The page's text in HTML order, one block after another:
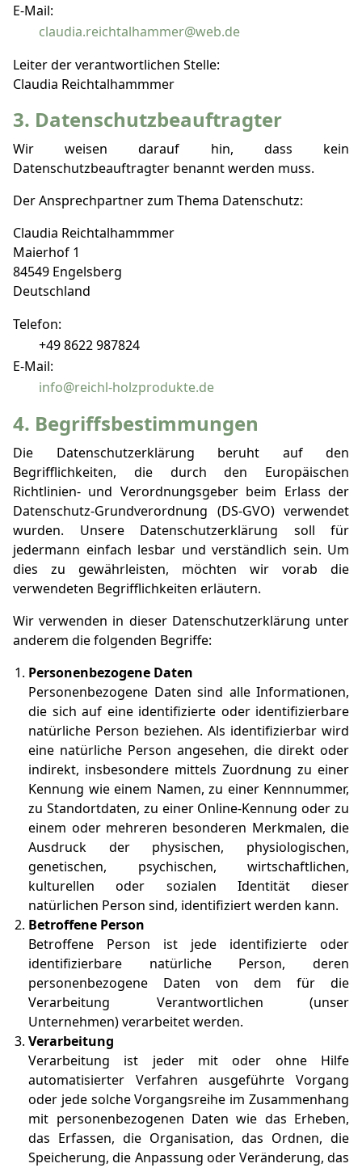
E-Mail:
claudia.reichtalhammer@web.de
Leiter der verantwortlichen Stelle:
Claudia Reichtalhammmer
3. Datenschutzbeauftragter
Wir weisen darauf hin, dass kein
Datenschutzbeauftragter benannt werden muss.
Der Ansprechpartner zum Thema Datenschutz:
Claudia Reichtalhammmer
Maierhof 1
84549 Engelsberg
Deutschland
Telefon:
+49 8622 987824
E-Mail:
info@reichl-holzprodukte.de
4. Begriffsbestimmungen
Die Datenschutzerklärung beruht auf den
Begrifflichkeiten, die durch den Europäischen
Richtlinien- und Verordnungsgeber beim Erlass der
Datenschutz-Grundverordnung (DS-GVO) verwendet
wurden. Unsere Datenschutzerklärung soll für
jedermann einfach lesbar und verständlich sein. Um
dies zu gewährleisten, möchten wir vorab die
verwendeten Begrifflichkeiten erläutern.
Wir verwenden in dieser Datenschutzerklärung unter
anderem die folgenden Begriffe:
Personenbezogene Daten
Personenbezogene Daten sind alle Informationen,
die sich auf eine identifizierte oder identifizierbare
natürliche Person beziehen. Als identifizierbar wird
eine natürliche Person angesehen, die direkt oder
indirekt, insbesondere mittels Zuordnung zu einer
Kennung wie einem Namen, zu einer Kennnummer,
zu Standortdaten, zu einer Online-Kennung oder zu
einem oder mehreren besonderen Merkmalen, die
Ausdruck der physischen, physiologischen,
genetischen, psychischen, wirtschaftlichen,
kulturellen oder sozialen Identität dieser
natürlichen Person sind, identifiziert werden kann.
Betroffene Person
Betroffene Person ist jede identifizierte oder
identifizierbare natürliche Person, deren
personenbezogene Daten von dem für die
Verarbeitung Verantwortlichen (unser
Unternehmen) verarbeitet werden.
Verarbeitung
Verarbeitung ist jeder mit oder ohne Hilfe
automatisierter Verfahren ausgeführte Vorgang
oder jede solche Vorgangsreihe im Zusammenhang
mit personenbezogenen Daten wie das Erheben,
das Erfassen, die Organisation, das Ordnen, die
Speicherung, die Anpassung oder Veränderung, das